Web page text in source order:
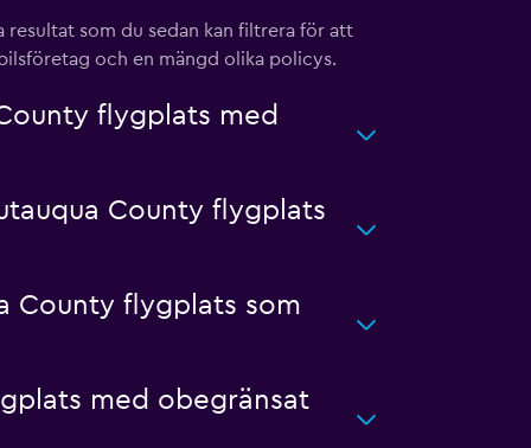
som du sedan kan filtrera för att
och en mängd olika policys.
flygplats med
County flygplats
County flygplats som
med obegränsat